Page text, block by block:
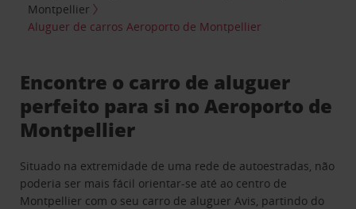
Montpellier
Aluguer de carros Aeroporto de Montpellier
Encontre o carro de aluguer
perfeito para si no Aeroporto de
Montpellier
Situado na extremidade de uma rede de autoestradas, não
poderia ser mais fácil orientar-se até ao centro de
Montpellier com o seu carro de aluguer Avis, partindo do